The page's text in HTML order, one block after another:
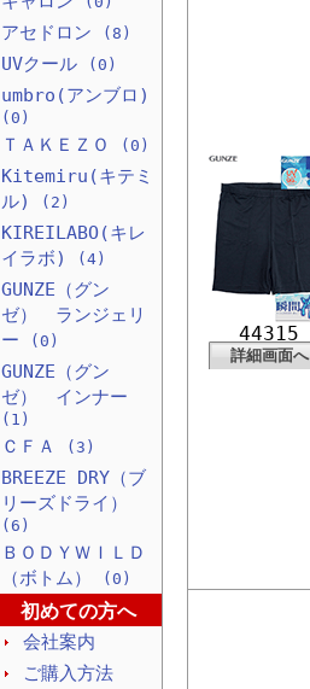
44315
詳細画面へ
アセドロン (8)
UVクール (0)
umbro(アンブロ)
(0)
ＴＡＫＥＺＯ (0)
Kitemiru(キテミ
ル)
(2)
KIREILABO(キレ
イラボ)
(4)
GUNZE（グン
ゼ） ランジェリ
ー
(0)
GUNZE（グン
ゼ） インナー
(1)
ＣＦＡ (3)
BREEZE DRY（ブ
リーズドライ）
(6)
ＢＯＤＹＷＩＬＤ
（ボトム）
(0)
初めての方へ
会社案内
ご購入方法